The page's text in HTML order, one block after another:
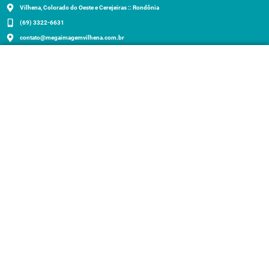
Vilhena, Colorado do Oeste e Cerejeiras :: Rondônia
(69) 3322-6631
contato@megaimagemvilhena.com.br